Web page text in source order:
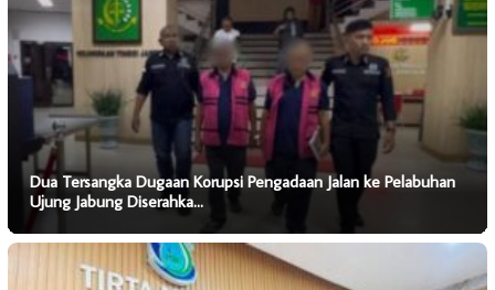
Dua Tersangka Dugaan Korupsi Pengadaan Jalan ke Pelabuhan
Ujung Jabung Diserahka…